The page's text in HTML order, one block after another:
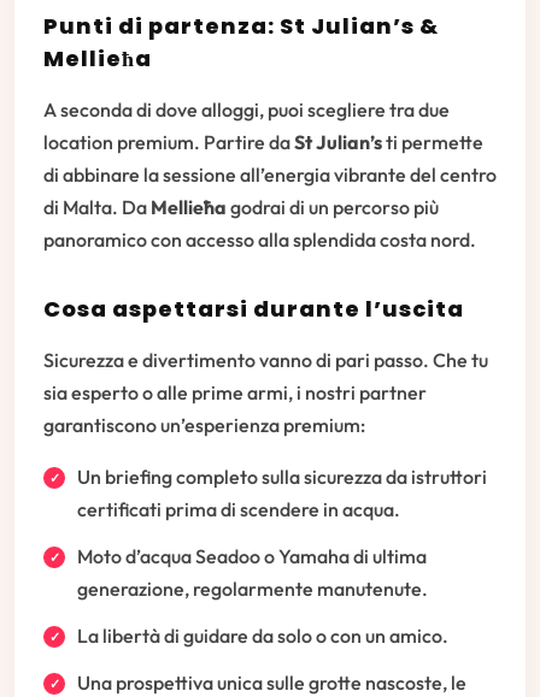
Punti di partenza: St Julian’s &
Mellieħa
A seconda di dove alloggi, puoi scegliere tra due
location premium. Partire daSt Julian’sti permette
di abbinare la sessione all’energia vibrante del centro
di Malta. Da Mellieħa godrai di un percorso più
panoramico con accesso alla splendida costa nord.
Cosa aspettarsi durante l’uscita
Sicurezza e divertimento vanno di pari passo. Che tu
sia esperto o alle prime armi, i nostri partner
garantiscono un’esperienza premium:
Un briefing completo sulla sicurezza da istruttori
certificati prima di scendere in acqua.
Moto d’acqua Seadoo o Yamaha di ultima
generazione, regolarmente manutenute.
La libertà di guidare da solo o con un amico.
Una prospettiva unica sulle grotte nascoste, le